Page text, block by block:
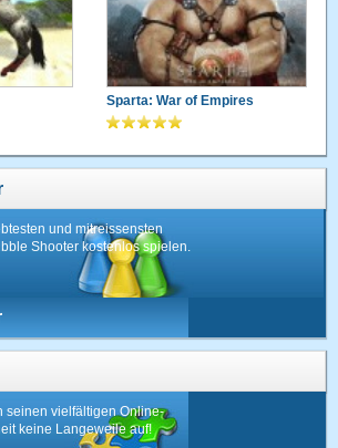
Sparta: War of Empires
und mitreissensten
Shooter kostenlos spielen.
seinen vielfältigen Online-
keine Langeweile auf!